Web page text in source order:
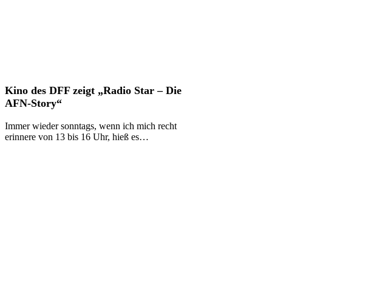
Kino
des
zeigt
„Radio
Star
Kino des DFF zeigt „Radio Star – Die
AFN-Story“
Immer wieder sonntags, wenn ich mich recht
erinnere von 13 bis 16 Uhr, hieß es…